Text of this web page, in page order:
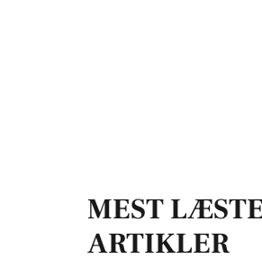
MEST
ARTIKLER